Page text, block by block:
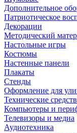
Дополнительное
Патриотическое
Декорации
Методический
Настольные игры
Костюмы
Настенные панели
Плакаты
Стенды
Оформление для
Технические
Компьютеры и
Телевизоры и медиа
Аудиотехника